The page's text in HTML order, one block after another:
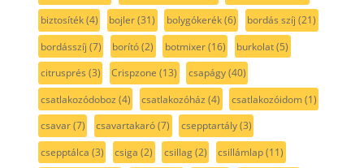
biztosíték(4) bojler(31) bolygókerék(6) bordás szíj (21)
bordásszíj (7) borító(2) botmixer(16) burkolat(5)
citrusprés (3) Crispzone (13) csapágy(40)
csatlakozódoboz (4) csatlakozóház (4) csatlakozóidom(1)
csavar(7) csavartakaró(7) csepptartály(3)
csepptálca (3) csiga (2) csillag(2) csillámlap(11)